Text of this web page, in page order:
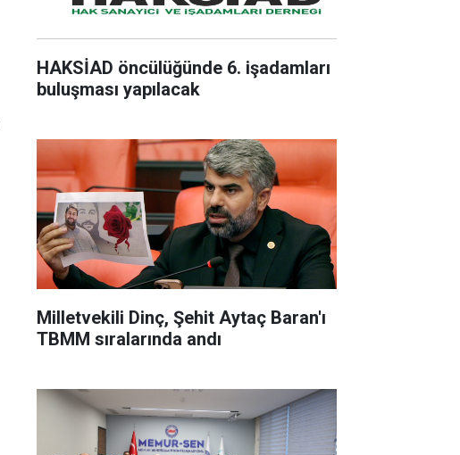
HAKSİAD öncülüğünde 6. işadamları
buluşması yapılacak
Milletvekili Dinç, Şehit Aytaç Baran'ı
TBMM sıralarında andı